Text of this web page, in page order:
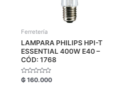
Ferretería
LAMPARA PHILIPS HPI-T
ESSENTIAL 400W E40 –
CÓD: 1768
Valorado
con
₲ 160.000